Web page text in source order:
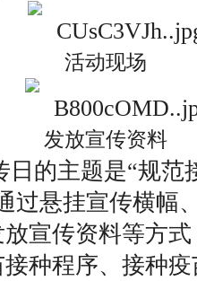
活动现场
发放宣传资料
日的主题是“规范
过悬挂宣传横幅
宣传资料等方
种程序、接种